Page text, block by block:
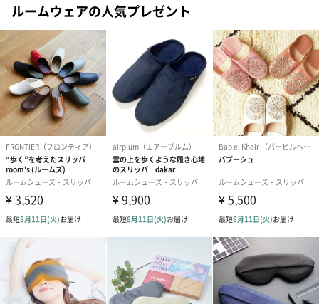
※カードのデザインは一部変更する場合があります。
結婚祝い（御結婚御
祝）（110円）
出産祝い（御出産御
祝）（110円）
内祝い_蝶結
（110円）
生花
生花のブーケを同梱します。
※9-15時にご注文いただく場合、最短のお届け可能日が通常より
も1日遅くなります。
ルームウェアの人気プレゼント